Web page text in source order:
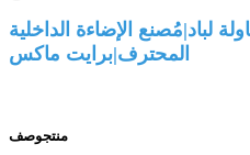
لباد|مُصنع الإضاءة الداخلية
المحترف|برايت ماكس
منتجوصف